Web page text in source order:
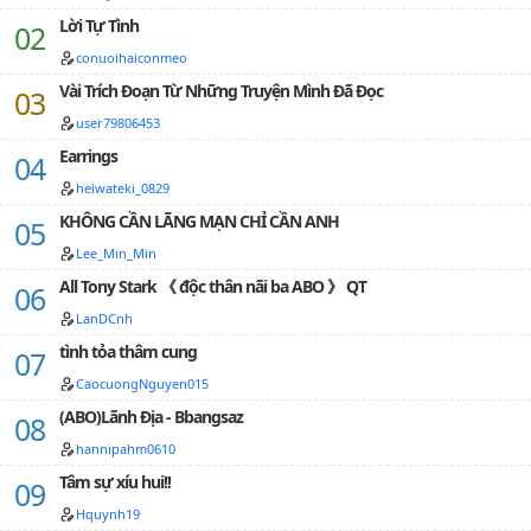
Chương 55. Hoãn Lại [H]
Chương 56. Chúc Mừng
Chương 57. Sợ Hãi
Chương 58. Nên Bị Phế Bỏ
Chương 59. Một Phen Kinh Hãi
Chương 60. Sự Cố
Chương 61. Mặt Dày
Chương 62. Ấm Áp
Chương 63. Khó Nghĩ
Chương 64. Cảm Xúc Khó Tả
Chương 65. Của Chồng Công Vợ
Chương 66. Trở Về
Lời Tự Tình
conuoihaiconmeo
Vài Trích Đoạn Từ Những Truyện Mình Đã Đọc
user79806453
Earrings
heiwateki_0829
KHÔNG CẦN LÃNG MẠN CHỈ CẦN ANH
Lee_Min_Min
All Tony Stark 《 độc thân nãi ba ABO 》 QT
LanDCnh
tình tỏa thâm cung
CaocuongNguyen015
(ABO)Lãnh Địa - Bbangsaz
hannipahm0610
Tâm sự xíu hui!!
Hquynh19